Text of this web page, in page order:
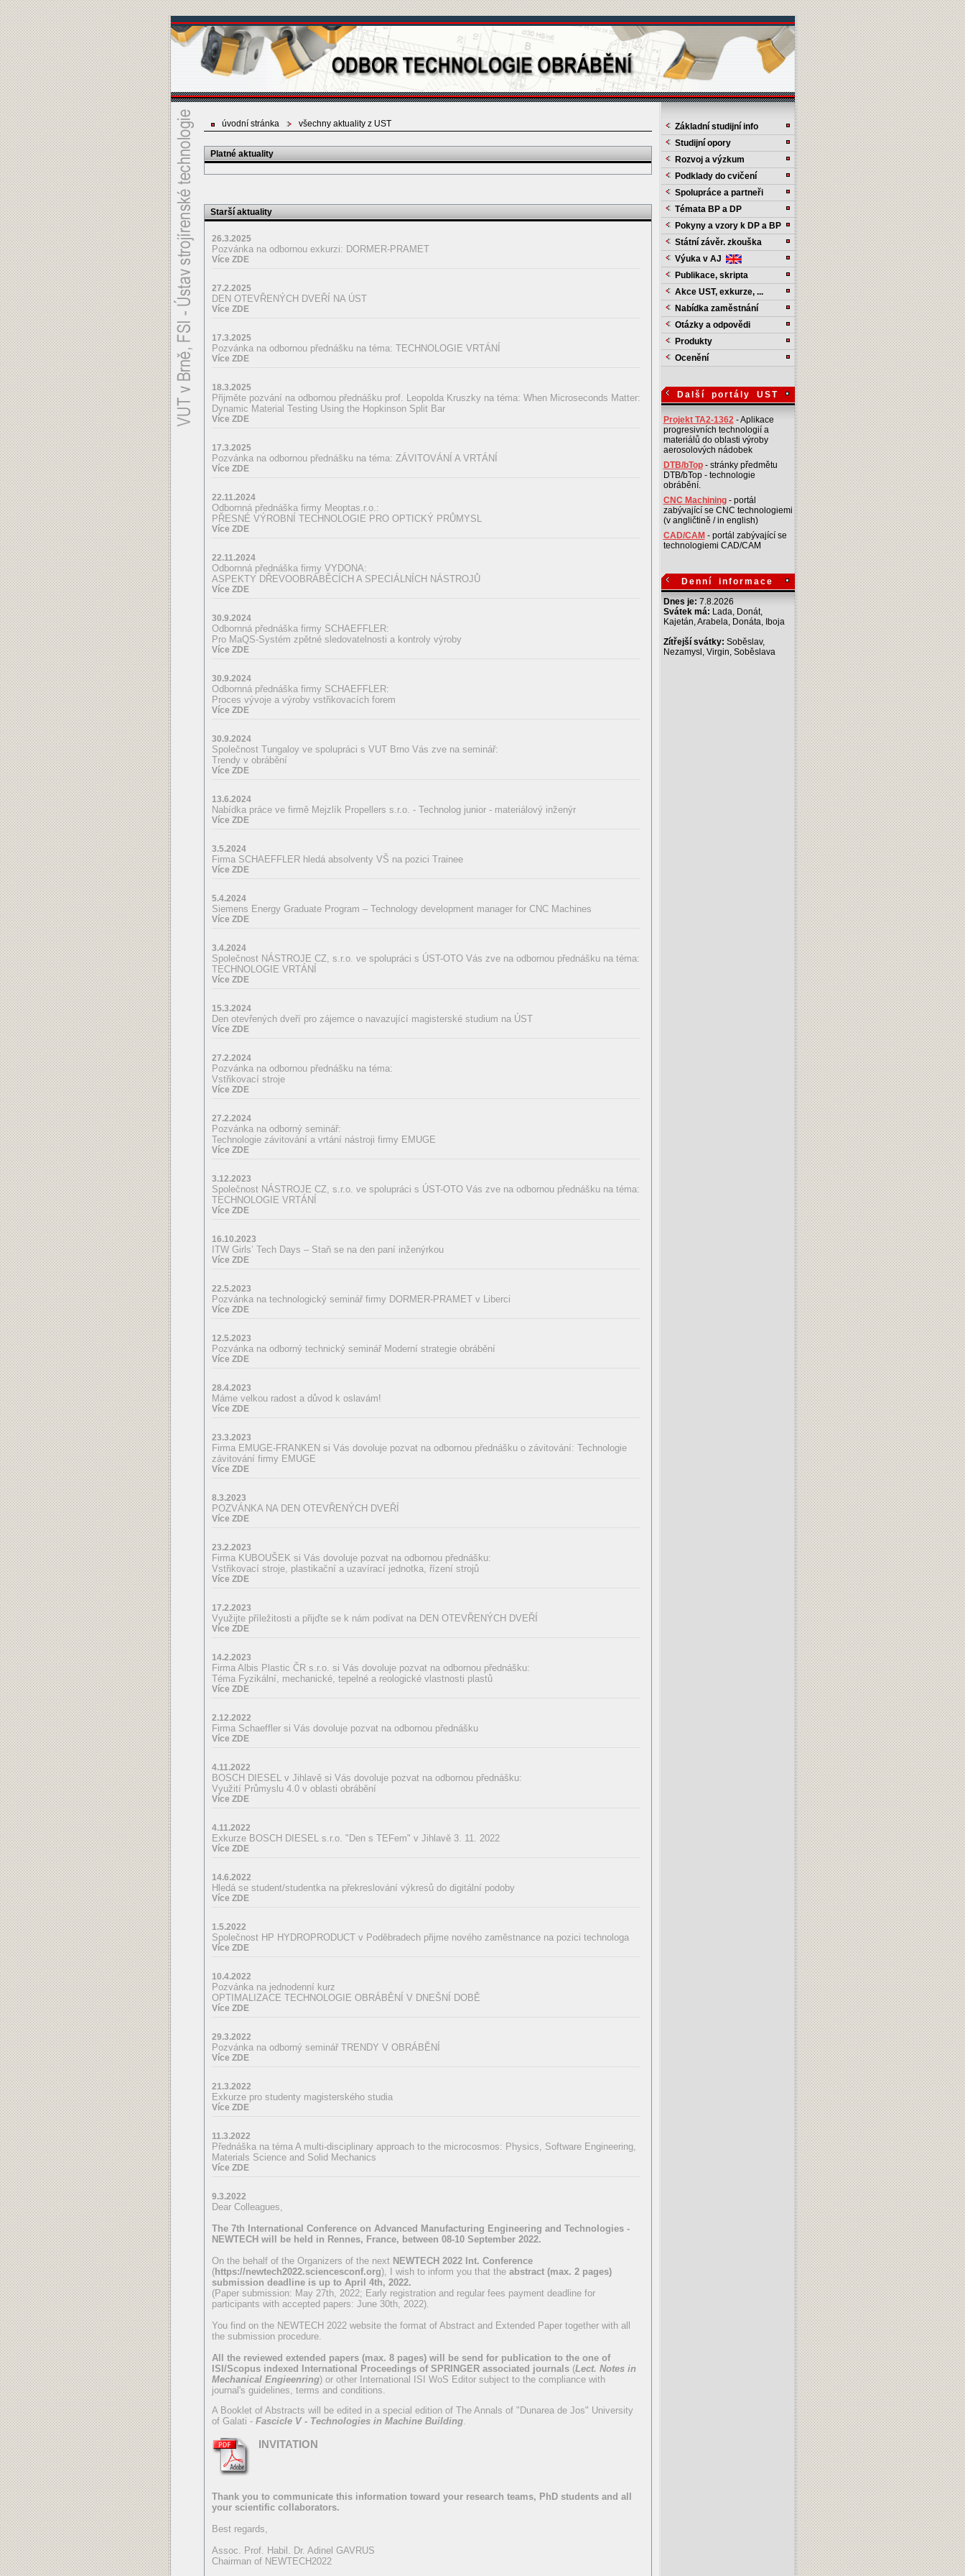
úvodní stránka všechny aktuality z UST
Platné aktuality
Starší aktuality
26.3.2025
Pozvánka na odbornou exkurzi: DORMER-PRAMET
Více ZDE
27.2.2025
DEN OTEVŘENÝCH DVEŘÍ NA ÚST
Více ZDE
17.3.2025
Pozvánka na odbornou přednášku na téma: TECHNOLOGIE VRTÁNÍ
Více ZDE
18.3.2025
Přijměte pozvání na odbornou přednášku prof. Leopolda Kruszky na téma: When Microseconds Matter:
Dynamic Material Testing Using the Hopkinson Split Bar
Více ZDE
17.3.2025
Pozvánka na odbornou přednášku na téma: ZÁVITOVÁNÍ A VRTÁNÍ
Více ZDE
22.11.2024
Odbornná přednáška firmy Meoptas.r.o.:
PŘESNÉ VÝROBNÍ TECHNOLOGIE PRO OPTICKÝ PRŮMYSL
Více ZDE
22.11.2024
Odbornná přednáška firmy VYDONA:
ASPEKTY DŘEVOOBRÁBĚCÍCH A SPECIÁLNÍCH NÁSTROJŮ
Více ZDE
30.9.2024
Odbornná přednáška firmy SCHAEFFLER:
Pro MaQS-Systém zpětné sledovatelnosti a kontroly výroby
Více ZDE
30.9.2024
Odbornná přednáška firmy SCHAEFFLER:
Proces vývoje a výroby vstřikovacích forem
Více ZDE
30.9.2024
Společnost Tungaloy ve spolupráci s VUT Brno Vás zve na seminář:
Trendy v obrábění
Více ZDE
13.6.2024
Nabídka práce ve firmě Mejzlík Propellers s.r.o. - Technolog junior - materiálový inženýr
Více ZDE
3.5.2024
Firma SCHAEFFLER hledá absolventy VŠ na pozici Trainee
Více ZDE
5.4.2024
Siemens Energy Graduate Program – Technology development manager for CNC Machines
Více ZDE
3.4.2024
Společnost NÁSTROJE CZ, s.r.o. ve spolupráci s ÚST-OTO Vás zve na odbornou přednášku na téma:
TECHNOLOGIE VRTÁNÍ
Více ZDE
15.3.2024
Den otevřených dveří pro zájemce o navazující magisterské studium na ÚST
Více ZDE
27.2.2024
Pozvánka na odbornou přednášku na téma:
Vstřikovací stroje
Více ZDE
27.2.2024
Pozvánka na odborný seminář:
Technologie závitování a vrtání nástroji firmy EMUGE
Více ZDE
3.12.2023
Společnost NÁSTROJE CZ, s.r.o. ve spolupráci s ÚST-OTO Vás zve na odbornou přednášku na téma:
TECHNOLOGIE VRTÁNÍ
Více ZDE
16.10.2023
ITW Girls’ Tech Days – Staň se na den paní inženýrkou
Více ZDE
22.5.2023
Pozvánka na technologický seminář firmy DORMER-PRAMET v Liberci
Více ZDE
12.5.2023
Pozvánka na odborný technický seminář Moderní strategie obrábění
Více ZDE
28.4.2023
Máme velkou radost a důvod k oslavám!
Více ZDE
23.3.2023
Firma EMUGE-FRANKEN si Vás dovoluje pozvat na odbornou přednášku o závitování: Technologie
závitování firmy EMUGE
Více ZDE
8.3.2023
POZVÁNKA NA DEN OTEVŘENÝCH DVEŘÍ
Více ZDE
23.2.2023
Firma KUBOUŠEK si Vás dovoluje pozvat na odbornou přednášku:
Vstřikovací stroje, plastikační a uzavírací jednotka, řízení strojů
Více ZDE
17.2.2023
Využijte příležitosti a přijďte se k nám podívat na DEN OTEVŘENÝCH DVEŘÍ
Více ZDE
14.2.2023
Firma Albis Plastic ČR s.r.o. si Vás dovoluje pozvat na odbornou přednášku:
Téma Fyzikální, mechanické, tepelné a reologické vlastnosti plastů
Více ZDE
2.12.2022
Firma Schaeffler si Vás dovoluje pozvat na odbornou přednášku
Více ZDE
4.11.2022
BOSCH DIESEL v Jihlavě si Vás dovoluje pozvat na odbornou přednášku:
Využití Průmyslu 4.0 v oblasti obrábění
Více ZDE
4.11.2022
Exkurze BOSCH DIESEL s.r.o. "Den s TEFem" v Jihlavě 3. 11. 2022
Více ZDE
14.6.2022
Hledá se student/studentka na překreslování výkresů do digitální podoby
Více ZDE
1.5.2022
Společnost HP HYDROPRODUCT v Poděbradech přijme nového zaměstnance na pozici technologa
Více ZDE
10.4.2022
Pozvánka na jednodenní kurz
OPTIMALIZACE TECHNOLOGIE OBRÁBĚNÍ V DNEŠNÍ DOBĚ
Více ZDE
29.3.2022
Pozvánka na odborný seminář TRENDY V OBRÁBĚNÍ
Více ZDE
21.3.2022
Exkurze pro studenty magisterského studia
Více ZDE
11.3.2022
Přednáška na téma A multi-disciplinary approach to the microcosmos: Physics, Software Engineering,
Materials Science and Solid Mechanics
Více ZDE
9.3.2022
Dear Colleagues,
The 7th International Conference on Advanced Manufacturing Engineering and Technologies -
NEWTECH will be held in Rennes, France, between 08-10 September 2022.
On the behalf of the Organizers of the next NEWTECH 2022 Int. Conference
(https://newtech2022.sciencesconf.org), I wish to inform you that the abstract (max. 2 pages)
submission deadline is up to April 4th, 2022.
(Paper submission: May 27th, 2022; Early registration and regular fees payment deadline for
participants with accepted papers: June 30th, 2022).
You find on the NEWTECH 2022 website the format of Abstract and Extended Paper together with all
the submission procedure.
All the reviewed extended papers (max. 8 pages) will be send for publication to the one of
ISI/Scopus indexed International Proceedings of SPRINGER associated journals (Lect. Notes in
Mechanical Engieenring) or other International ISI WoS Editor subject to the compliance with
journal's guidelines, terms and conditions.
A Booklet of Abstracts will be edited in a special edition of The Annals of "Dunarea de Jos" University
of Galati - Fascicle V - Technologies in Machine Building.
INVITATION
Thank you to communicate this information toward your research teams, PhD students and all
your scientific collaborators.
Best regards,
Assoc. Prof. Habil. Dr. Adinel GAVRUS
Chairman of NEWTECH2022
Základní studijní info
Studijní opory
Rozvoj a výzkum
Podklady do cvičení
Spolupráce a partneři
Témata BP a DP
Pokyny a vzory k DP a BP
Státní závěr. zkouška
Výuka v AJ
Publikace, skripta
Akce UST, exkurze, ...
Nabídka zaměstnání
Otázky a odpovědi
Produkty
Ocenění
Další portály UST
Projekt TA2-1362- Aplikace
progresivních technologií a
materiálů do oblasti výroby
aerosolových nádobek
DTB/bTop- stránky předmětu
DTB/bTop - technologie
obrábění.
CNC Machining- portál
zabývající se CNC technologiemi
(v angličtině / in english)
CAD/CAM - portál zabývající se
technologiemi CAD/CAM
Denní informace
Dnes je: 7.8.2026
Svátek má: Lada, Donát,
Kajetán, Arabela, Donáta, Iboja
Zítřejší svátky: Soběslav,
Nezamysl, Virgin, Soběslava